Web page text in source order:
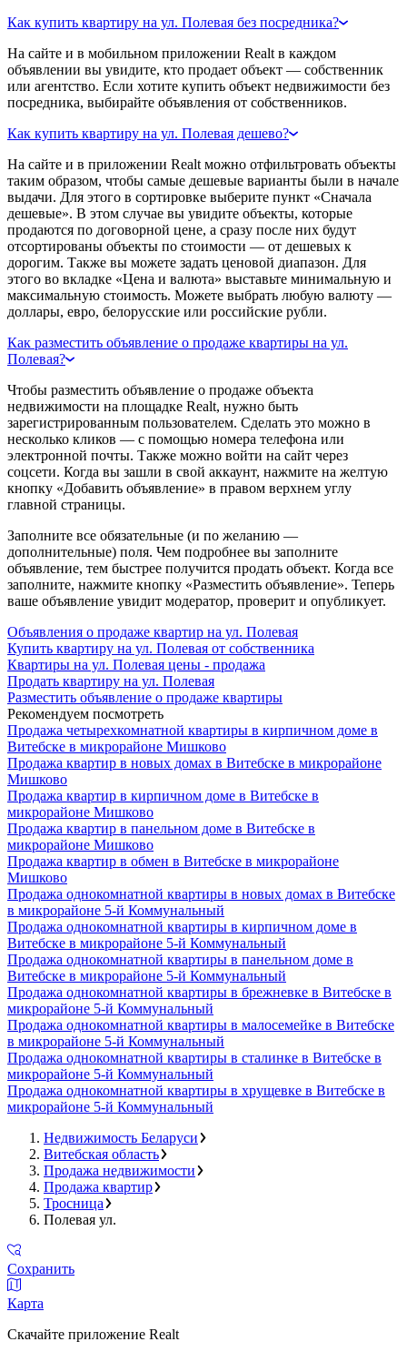
Как купить квартиру на ул. Полевая без посредника?
На сайте и в мобильном приложении Realt в каждом
объявлении вы увидите, кто продает объект — собственник
или агентство. Если хотите купить объект недвижимости без
посредника, выбирайте объявления от собственников.
Как купить квартиру на ул. Полевая дешево?
На сайте и в приложении Realt можно отфильтровать объекты
таким образом, чтобы самые дешевые варианты были в начале
выдачи. Для этого в сортировке выберите пункт «Сначала
дешевые». В этом случае вы увидите объекты, которые
продаются по договорной цене, а сразу после них будут
отсортированы объекты по стоимости — от дешевых к
дорогим. Также вы можете задать ценовой диапазон. Для
этого во вкладке «Цена и валюта» выставьте минимальную и
максимальную стоимость. Можете выбрать любую валюту —
доллары, евро, белорусские или российские рубли.
Как разместить объявление о продаже квартиры на ул.
Полевая?
Чтобы разместить объявление о продаже объекта
недвижимости на площадке Realt, нужно быть
зарегистрированным пользователем. Сделать это можно в
несколько кликов — с помощью номера телефона или
электронной почты. Также можно войти на сайт через
соцсети. Когда вы зашли в свой аккаунт, нажмите на желтую
кнопку «Добавить объявление» в правом верхнем углу
главной страницы.
Заполните все обязательные (и по желанию —
дополнительные) поля. Чем подробнее вы заполните
объявление, тем быстрее получится продать объект. Когда все
заполните, нажмите кнопку «Разместить объявление». Теперь
ваше объявление увидит модератор, проверит и опубликует.
Объявления о продаже квартир на ул. Полевая
Купить квартиру на ул. Полевая от собственника
Квартиры на ул. Полевая цены - продажа
Продать квартиру на ул. Полевая
Разместить объявление о продаже квартиры
Рекомендуем посмотреть
Продажа четырехкомнатной квартиры в кирпичном доме в
Витебске в микрорайоне Мишково
Продажа квартир в новых домах в Витебске в микрорайоне
Мишково
Продажа квартир в кирпичном доме в Витебске в
микрорайоне Мишково
Продажа квартир в панельном доме в Витебске в
микрорайоне Мишково
Продажа квартир в обмен в Витебске в микрорайоне
Мишково
Продажа однокомнатной квартиры в новых домах в Витебске
в микрорайоне 5-й Коммунальный
Продажа однокомнатной квартиры в кирпичном доме в
Витебске в микрорайоне 5-й Коммунальный
Продажа однокомнатной квартиры в панельном доме в
Витебске в микрорайоне 5-й Коммунальный
Продажа однокомнатной квартиры в брежневке в Витебске в
микрорайоне 5-й Коммунальный
Продажа однокомнатной квартиры в малосемейке в Витебске
в микрорайоне 5-й Коммунальный
Продажа однокомнатной квартиры в сталинке в Витебске в
микрорайоне 5-й Коммунальный
Продажа однокомнатной квартиры в хрущевке в Витебске в
микрорайоне 5-й Коммунальный
Недвижимость Беларуси
Витебская область
Продажа недвижимости
Продажа квартир
Тросница
Полевая ул.
Сохранить
Карта
Скачайте приложение Realt